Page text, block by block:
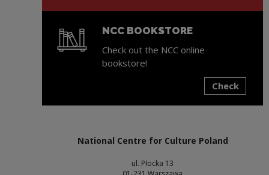
NCC BOOKSTORE
Check out the NCC online
bookstore!
Check
National Centre for Culture Poland
ul. Płocka 13